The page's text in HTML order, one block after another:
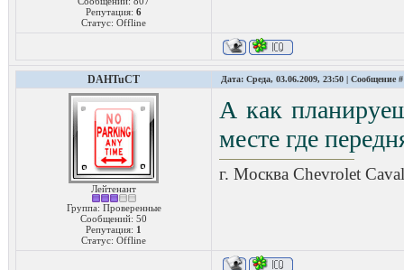
Репутация: 6
Статус: Offline
DAHTuCT Дата: Среда, 03.06.2009, 23:50 | Сообщение
Лейтенант
Группа: Проверенные
Сообщений: 50
Репутация: 1
Статус: Offline
А как
месте где
г. Москва Chevrolet